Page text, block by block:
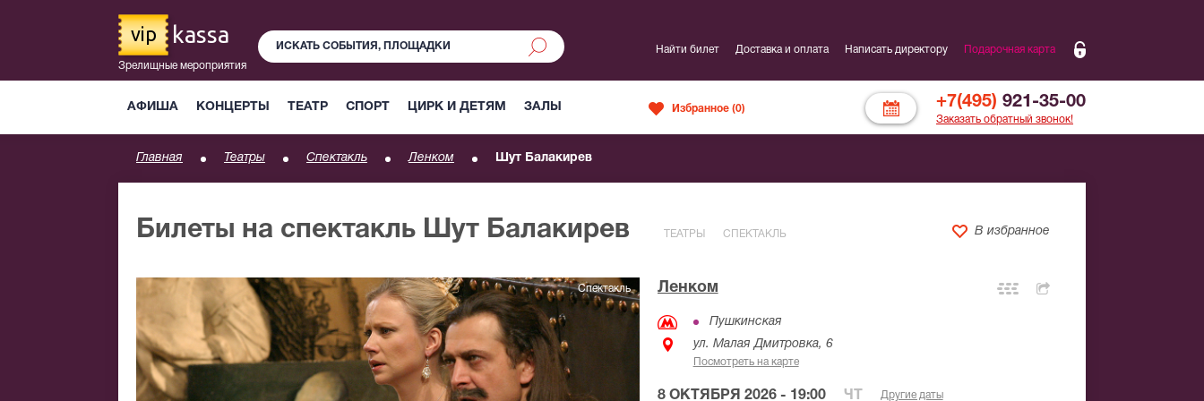
vip kassa
Зрелищные мероприятия
АФИША КОНЦЕРТЫ ТЕАТР СПОРТ ЦИРК И ДЕТЯМ ЗАЛЫ
Найти билет Доставка и оплата Написать директору Подарочная карта
+7(495) 921-35-00
Заказать обратный звонок!
Избранное (0)
Главная Театры Спектакль Ленком Шут Балакирев
Билеты на спектакль Шут Балакирев ТЕАТРЫ СПЕКТАКЛЬ В избранное
Спектакль Ленком
Пушкинская
ул. Малая Дмитровка, 6
Посмотреть на карте
8 ОКТЯБРЯ 2026 - 19:00 ЧТ Другие даты